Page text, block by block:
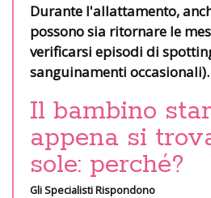
Durante l'allattamento,
possono sia ritornare le
verificarsi episodi di
sanguinamenti occasionali).
Il bambino
appena si
sole: perché?
Gli Specialisti Rispondono